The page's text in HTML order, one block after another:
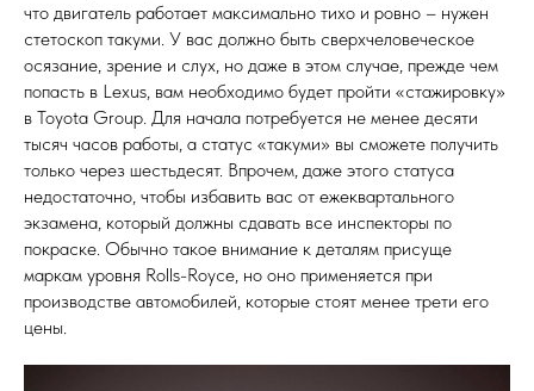
что двигатель работает максимально тихо и ровно – нужен
стетоскоп такуми. У вас должно быть сверхчеловеческое
осязание, зрение и слух, но даже в этом случае, прежде чем
попасть в Lexus, вам необходимо будет пройти «стажировку»
в Toyota Group. Для начала потребуется не менее десяти
тысяч часов работы, а статус «такуми» вы сможете получить
только через шестьдесят. Впрочем, даже этого статуса
недостаточно, чтобы избавить вас от ежеквартального
экзамена, который должны сдавать все инспекторы по
покраске. Обычно такое внимание к деталям присуще
маркам уровня Rolls-Royce, но оно применяется при
производстве автомобилей, которые стоят менее трети его
цены.